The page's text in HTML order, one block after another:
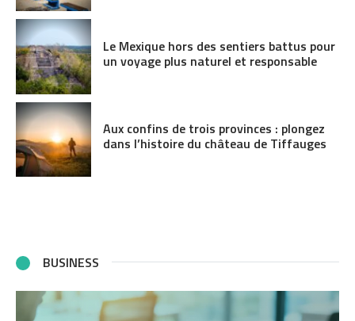
Le Mexique hors des sentiers battus pour
un voyage plus naturel et responsable
Aux confins de trois provinces : plongez
dans l’histoire du château de Tiffauges
BUSINESS